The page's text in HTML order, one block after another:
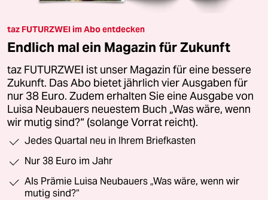
taz FUTURZWEI im Abo entdecken
Endlich mal ein Magazin für Zukunft
taz FUTURZWEI ist unser Magazin für eine bessere
Zukunft. Das Abo bietet jährlich vier Ausgaben für
nur 38 Euro. Zudem erhalten Sie eine Ausgabe von
Luisa Neubauers neuestem Buch „Was wäre, wenn
wir mutig sind?“ (solange Vorrat reicht).
Jedes Quartal neu in Ihrem Briefkasten
Nur 38 Euro im Jahr
Als Prämie Luisa Neubauers „Was wäre, wenn wir
mutig sind?“